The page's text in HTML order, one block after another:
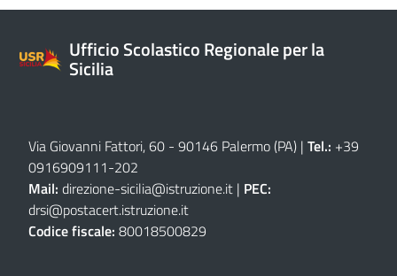
Ufficio Scolastico Regionale per la
Sicilia
Via Giovanni Fattori, 60 - 90146 Palermo (PA) | Tel.: +39
0916909111-202
Mail: direzione-sicilia@istruzione.it | PEC:
drsi@postacert.istruzione.it
Codice fiscale: 80018500829